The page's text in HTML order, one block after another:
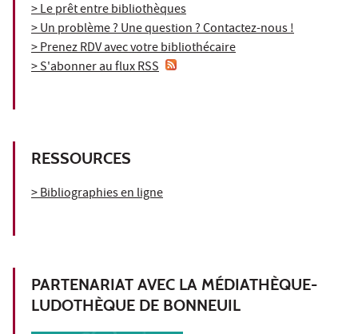
> Le prêt entre bibliothèques
> Un problème ? Une question ? Contactez-nous !
> Prenez RDV avec votre bibliothécaire
> S'abonner au flux RSS
RESSOURCES
> Bibliographies en ligne
PARTENARIAT AVEC LA MÉDIATHÈQUE-
LUDOTHÈQUE DE BONNEUIL